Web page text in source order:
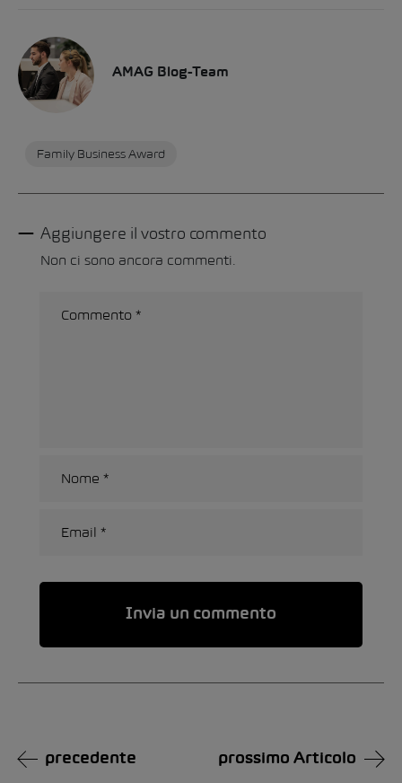
AMAG Blog-Team
Family Business Award
Aggiungere il vostro commento
Non ci sono ancora commenti.
precedente prossimo Articolo